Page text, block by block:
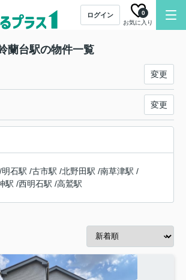
ログイン
お気に入り
0
蘭台駅の物件一覧
変更
変更
/明石駅 /古市駅 /北野田駅 /南草津駅 /
駅 /西明石駅 /高鷲駅